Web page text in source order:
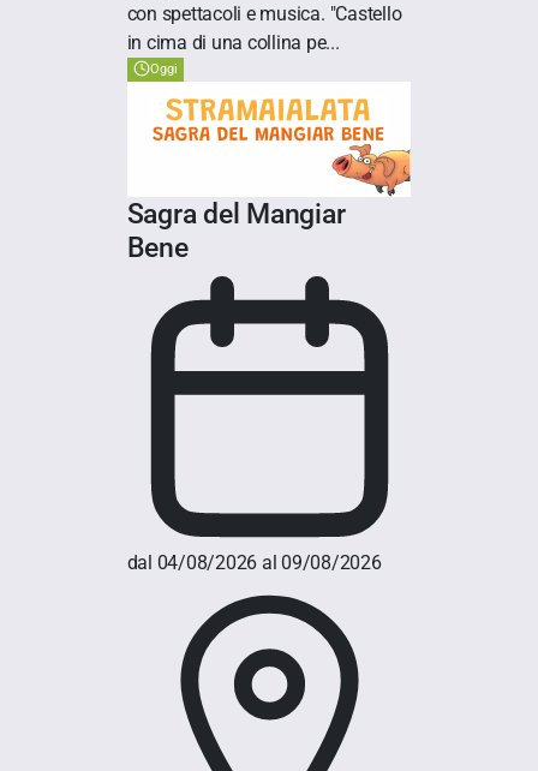
con spettacoli e musica. "Castello
in cima di una collina pe...
Oggi
Sagra del Mangiar
Bene
dal 04/08/2026 al 09/08/2026